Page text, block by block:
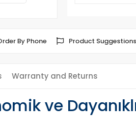
By Phone Product Suggestions
Warranty and Returns
ve